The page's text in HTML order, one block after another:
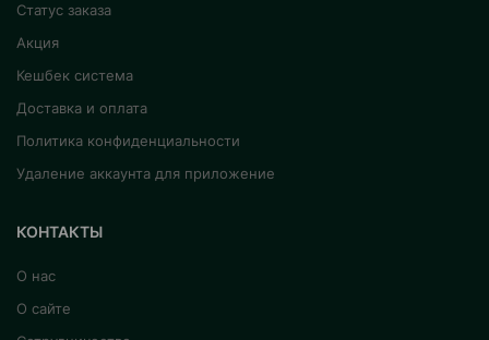
Статус заказа
Акция
Кешбек система
Доставка и оплата
Политика конфиденциальности
Удаление аккаунта для приложение
КОНТАКТЫ
О нас
О сайте